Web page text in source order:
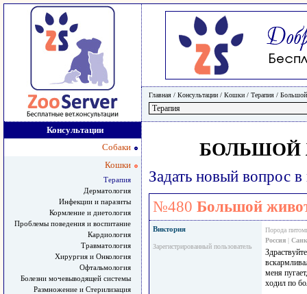
Главная / Консультации / Кошки / Терапия / Большой
Консультации
Собаки
Кошки
Терапия
Дерматология
Инфекции и паразиты
Кормление и диетология
Проблемы поведения и воспитание
Кардиология
Травматология
Хирургия и Онкология
Офтальмология
Болезни мочевыводящей системы
Размножение и Стерилизация
БОЛЬШОЙ
Задать новый вопрос
№480 Большой
Виктория
Зарегистрированный пользователь
Порода
Россия |
меня
ходил по